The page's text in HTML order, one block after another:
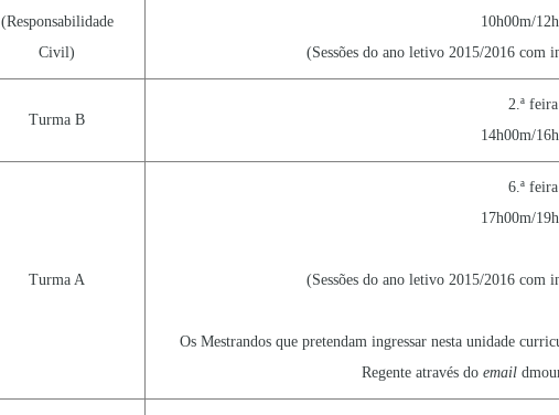
(Responsabilidade
Civil)
10h00m/
(Sessões do ano letivo 2015/2016 com
Turma B
2.ª feira
14h00m/
Turma A
6.ª feira
17h00m/
(Sessões do ano letivo 2015/2016 com
Os Mestrandos que pretendam ingressar nesta unidade
Regente através do email